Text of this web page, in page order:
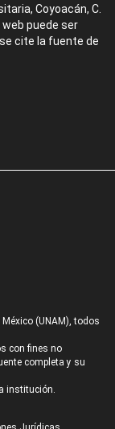
Coyoacán, C.
web puede ser
cite la fuente de
(UNAM), todos
con fines no
completa y su
institución.